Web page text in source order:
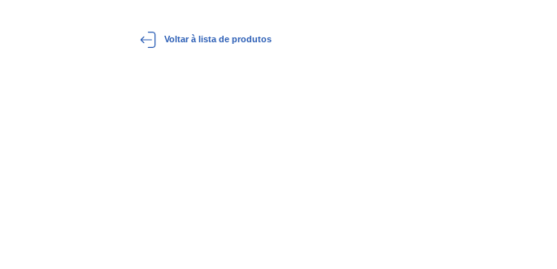
Voltar à lista de produtos